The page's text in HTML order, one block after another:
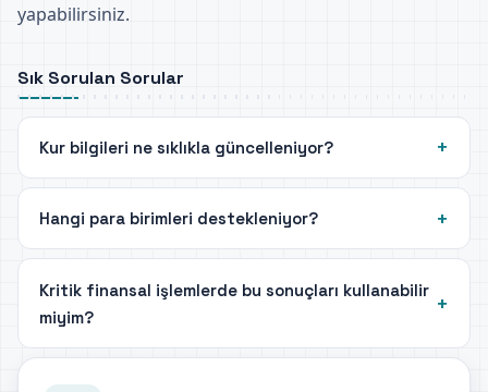
yapabilirsiniz.
Sık Sorulan Sorular
Kur bilgileri ne sıklıkla güncelleniyor?
Hangi para birimleri destekleniyor?
Kritik finansal işlemlerde bu sonuçları kullanabilir
miyim?